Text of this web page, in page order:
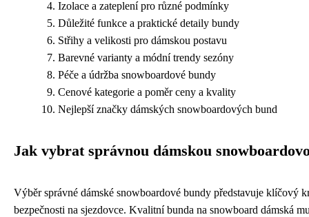
Izolace a zateplení pro různé podmínky
Důležité funkce a praktické detaily bundy
Střihy a velikosti pro dámskou postavu
Barevné varianty a módní trendy sezóny
Péče a údržba snowboardové bundy
Cenové kategorie a poměr ceny a kvality
Nejlepší značky dámských snowboardových bund
Jak vybrat správnou dámskou
Výběr správné dámské snowboardové bundy představuje klíčový
bezpečnosti na sjezdovce. Kvalitní bunda na snowboard dámská